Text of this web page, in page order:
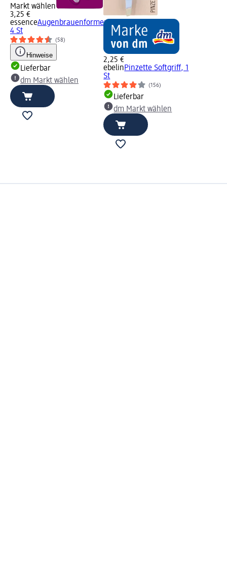
Markt wählen
3,25 €
essenceAugenbrauenformer,
4 St
(58)
Hinweise
Lieferbar
dm Markt wählen
2,25 €
ebelinPinzette Softgriff, 1
St
(156)
Lieferbar
dm Markt wählen